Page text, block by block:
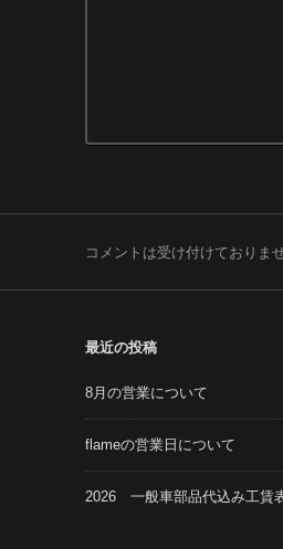
コメントは受け付けておりま
最近の投稿
8月の営業について
flameの営業日について
2026 一般車部品代込み工賃